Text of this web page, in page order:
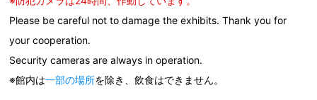
Please be careful not to damage the exhibits. Thank you for
your cooperation.
Security cameras are always in operation.
※館内は一部の場所を除き、飲食はできません。